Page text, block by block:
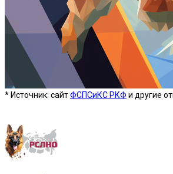
* Источник: сайтФСПСиКС РКФ и другие